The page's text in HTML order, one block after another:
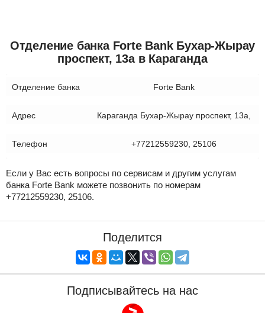
Отделение банка Forte Bank Бухар-Жырау
проспект, 13а в Караганда
Отделение банка Forte Bank
Адрес Караганда Бухар-Жырау проспект, 13а,
Телефон +77212559230, 25106
Если у Вас есть вопросы по сервисам и другим услугам
банка Forte Bank можете позвонить по номерам
+77212559230, 25106.
Поделится
Подписывайтесь на нас